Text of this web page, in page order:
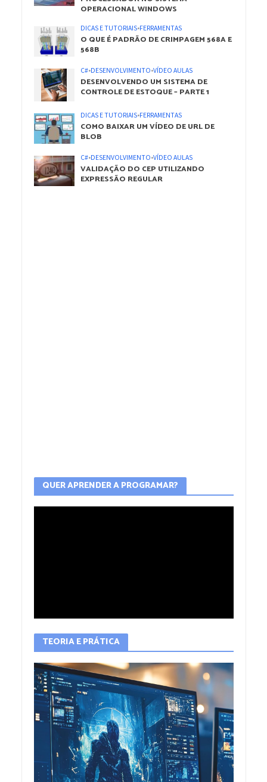
OPERACIONAL WINDOWS
DICAS E TUTORIAIS•FERRAMENTAS
O QUE É PADRÃO DE CRIMPAGEM 568A E
568B
C#•DESENVOLVIMENTO•VÍDEO AULAS
DESENVOLVENDO UM SISTEMA DE
CONTROLE DE ESTOQUE – PARTE 1
DICAS E TUTORIAIS•FERRAMENTAS
COMO BAIXAR UM VÍDEO DE URL DE
BLOB
C#•DESENVOLVIMENTO•VÍDEO AULAS
VALIDAÇÃO DO CEP UTILIZANDO
EXPRESSÃO REGULAR
QUER APRENDER A PROGRAMAR?
TEORIA E PRÁTICA